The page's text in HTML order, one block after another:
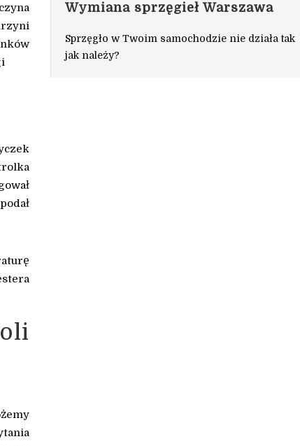
Wymiana sprzęgieł Warszawa
Sprzęgło w Twoim samochodzie nie działa tak
jak należy?